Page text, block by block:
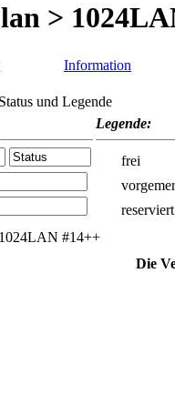
>
Information
und Legende
Legende:
frei
reserviert
#14++
Die